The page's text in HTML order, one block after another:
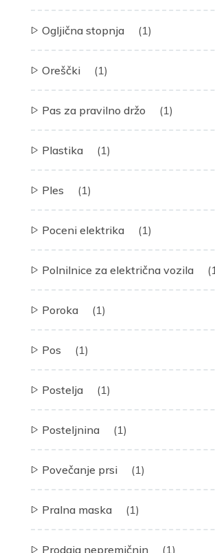
Ogljična stopnja (1)
Oreščki (1)
Pas za pravilno držo (1)
Plastika (1)
Ples (1)
Poceni elektrika (1)
Polnilnice za električna vozila
Poroka (1)
Pos (1)
Postelja (1)
Posteljnina (1)
Povečanje prsi (1)
Pralna maska (1)
Prodaja nepremičnin (1)